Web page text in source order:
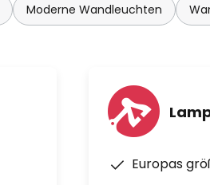
Moderne Wandleuchten
Europas